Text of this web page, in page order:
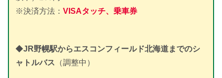
※決済方法： VISAタッチ、乗車券
◆JR野幌駅からエスコンフィールド北海道までのシ
ャトルバス （調整中）